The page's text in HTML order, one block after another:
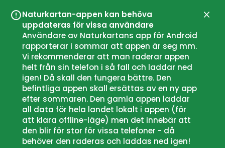
Naturkartan-appen kan behöva
uppdateras för vissa användare
Användare av Naturkartans app för Android
rapporterar i sommar att appen är seg mm.
Vi rekommenderar att man raderar appen
helt från sin telefon i så fall och laddar ned
igen! Då skall den fungera bättre. Den
befintliga appen skall ersättas av en ny app
efter sommaren. Den gamla appen laddar
all data för hela landet lokalt i appen (för
att klara offline-läge) men det innebär att
den blir för stor för vissa telefoner - då
behöver den raderas och laddas ned igen!